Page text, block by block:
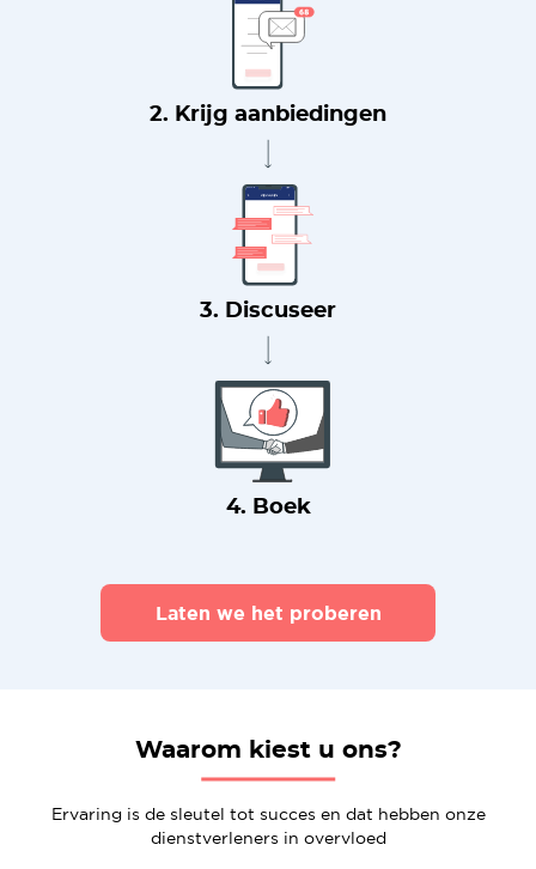
2. Krijg aanbiedingen
3. Discuseer
4. Boek
Laten we het proberen
Waarom kiest u ons?
Ervaring is de sleutel tot succes en dat hebben onze
dienstverleners in overvloed